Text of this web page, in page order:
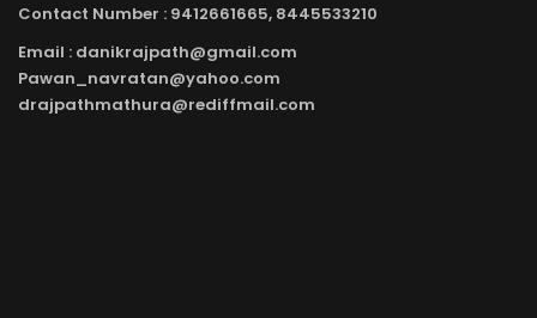
Contact Number : 9412661665, 8445533210
Email : danikrajpath@gmail.com
Pawan_navratan@yahoo.com
drajpathmathura@rediffmail.com